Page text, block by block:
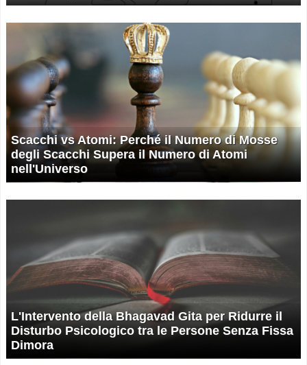
Scacchi vs Atomi: Perché il Numero di Mosse
degli Scacchi Supera il Numero di Atomi
nell'Universo
L'Intervento della Bhagavad Gita per Ridurre il
Disturbo Psicologico tra le Persone Senza Fissa
Dimora